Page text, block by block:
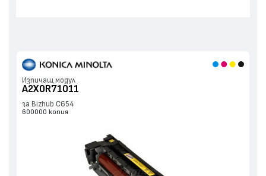
Изпичащ модул
A2X0R71011
за Bizhub C654
600000 копия